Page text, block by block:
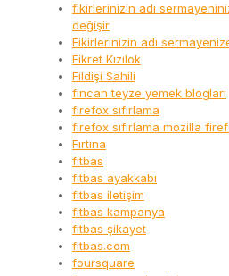
fikirlerinizin adı
değişir
Fikirlerinizin adı
Fikret Kızılok
Fildişi Sahili
fincan teyze yemek blogları
firefox sıfırlama
firefox sıfırlama mozilla
Fırtına
fitbas
fitbas ayakkabı
fitbas iletişim
fitbas kampanya
fitbas şikayet
fitbas.com
foursquare